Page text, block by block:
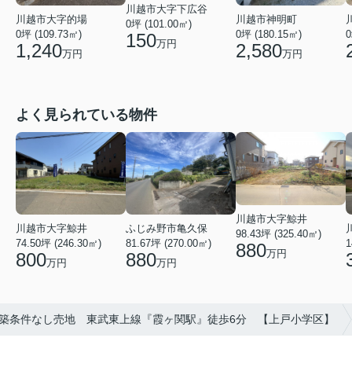
川越市大字的場
0坪 (109.73㎡)
1,240万円
川越市大字下広谷
0坪 (101.00㎡)
150万円
川越市神明町
0坪 (180.15㎡)
2,580万円
よく見られている物件
川越市大字鯨井
74.50坪 (246.30㎡)
800万円
ふじみ野市亀久保
81.67坪 (270.00㎡)
880万円
川越市大字鯨井
98.43坪 (325.40㎡)
880万円
条件なし売地 東武東上線『霞ヶ関駅』徒歩6分 【上戸小学区】